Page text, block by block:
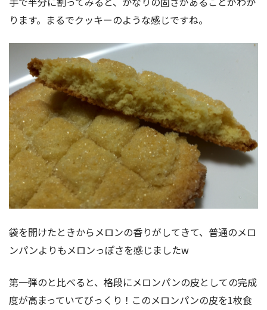
ります。まるでクッキーのような感じですね。
袋を開けたときからメロンの香りがしてきて、普通のメロ
ンパンよりもメロンっぽさを感じましたw
第一弾のと比べると、格段にメロンパンの皮としての完成
度が高まっていてびっくり！このメロンパンの皮を1枚食